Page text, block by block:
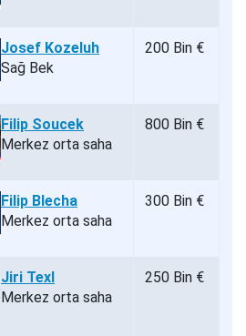
Josef Kozeluh
Sağ Bek
200 Bin €
Filip Soucek
Merkez orta saha
800 Bin €
Filip Blecha
Merkez orta saha
300 Bin €
Jiri Texl
Merkez orta saha
250 Bin €